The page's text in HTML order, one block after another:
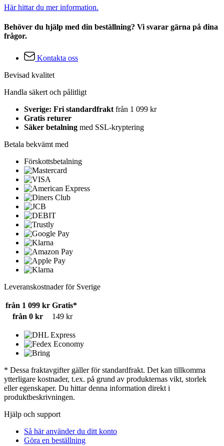
Här hittar du mer information.
Behöver du hjälp med din beställning? Vi svarar gärna på dina
frågor.
Kontakta oss
Bevisad kvalitet
Handla säkert och pålitligt
Sverige: Fri standardfrakt från 1 099 kr
Gratis returer
Säker betalning med SSL-kryptering
Betala bekvämt med
Förskottsbetalning
Leveranskostnader för Sverige
från 1 099 kr Gratis*
från 0 kr
149 kr
* Dessa fraktavgifter gäller för standardfrakt. Det kan tillkomma
ytterligare kostnader, t.ex. på grund av produkternas vikt, storlek
eller egenskaper. Du hittar denna information direkt i
produktbeskrivningen.
Hjälp och support
Så här använder du ditt konto
Göra en beställning